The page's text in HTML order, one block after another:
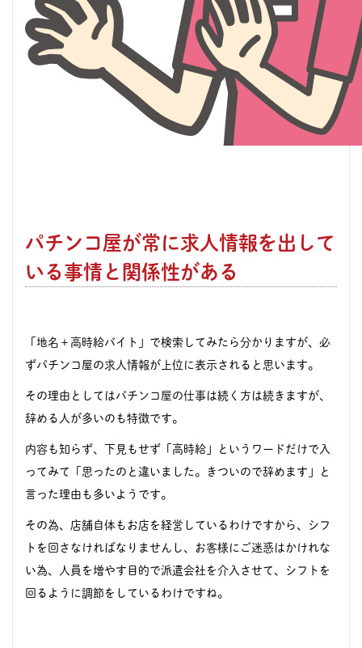
パチンコ屋が常に求人情報を出して
いる事情と関係性がある
「地名＋高時給バイト」で検索してみたら分かりますが、必
ずパチンコ屋の求人情報が上位に表示されると思います。
その理由としては パチンコ屋の仕事は続く方は続きますが、
辞める人が多いのも特徴です。
内容も知らず、下見もせず「高時給」というワードだけで入
ってみて「思ったのと違いました。きついので辞めます」と
言った理由も多いようです。
その為、店舗自体もお店を経営しているわけですから、シフ
トを回さなければなりませんし、お客様にご迷惑はかけれな
い為、人員を増やす目的で派遣会社を介入させて、シフトを
回るように調節をしているわけですね。